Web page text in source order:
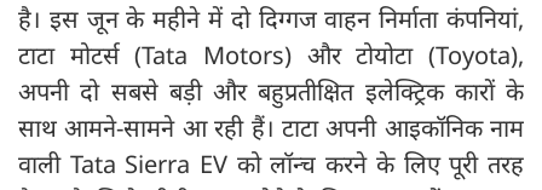
है। इस जून के महीने में दो दिग्गज वाहन निर्माता कंपनियां,
टाटा मोटर्स (Tata Motors) और टोयोटा (Toyota),
अपनी दो सबसे बड़ी और बहुप्रतीक्षित इलेक्ट्रिक कारों के
साथ आमने-सामने आ रही हैं। टाटा अपनी आइकॉनिक नाम
वाली Tata Sierra EV को लॉन्च करने के लिए पूरी तरह